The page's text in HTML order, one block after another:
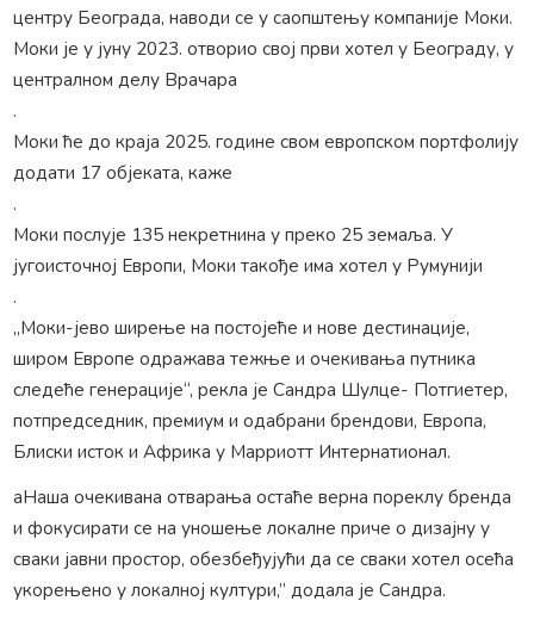
центру Београда, наводи се у саопштењу компаније Моки.
Моки је у јуну 2023. отворио свој први хотел у Београду, у
централном делу Врачара
.
Моки ће до краја 2025. године свом европском портфолију
додати 17 објеката, каже
.
Моки послује 135 некретнина у преко 25 земаља. У
југоисточној Европи, Моки такође има хотел у Румунији
.
„Моки-јево ширење на постојеће и нове дестинације,
широм Европе одражава тежње и очекивања путника
следеће генерације“, рекла је Сандра Шулце- Потгиетер,
потпредседник, премиум и одабрани брендови, Европа,
Блиски исток и Африка у Марриотт Интернатионал.
аНаша очекивана отварања остаће верна пореклу бренда
и фокусирати се на уношење локалне приче о дизајну у
сваки јавни простор, обезбеђујући да се сваки хотел осећа
укорењено у локалној култури,” додала је Сандра.